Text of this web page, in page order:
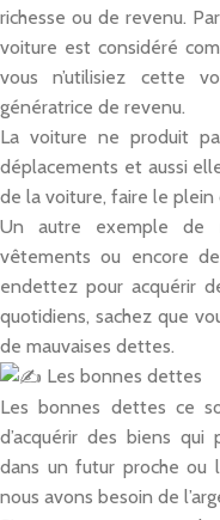
richesse ou de revenu.
voiture est considéré
vous n’utilisiez cette
génératrice de revenu.
La voiture ne produit
déplacements et aussi
de la voiture, faire le plein
Un autre exemple de
vêtements ou encore
endettez pour acquérir
quotidiens, sachez que
de mauvaises dettes.
Les bonnes dettes
Les bonnes dettes ce
d’acquérir des biens qui
dans un futur proche ou
nous avons besoin de